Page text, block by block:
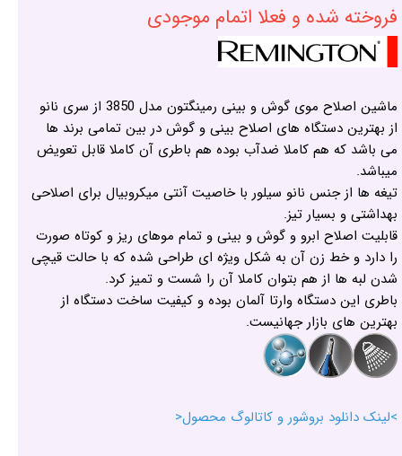
فروخته شده و فعلا اتمام موجودی
ماشین اصلاح موی گوش و بینی رمینگتون مدل 3850 از سری نانو
از بهترین دستگاه های اصلاح بینی و گوش در بین تمامی برند ها
می باشد که هم کاملا ضدآب بوده هم باطری آن کاملا قابل تعویض
میباشد.
تیغه ها از جنس نانو سیلور با خاصیت آنتی میکروبیال برای اصلاحی
بهداشتی و بسیار تیز.
قابلیت اصلاح ابرو و گوش و بینی و تمام موهای ریز و کوتاه صورت
را دارد و خط زن آن به شکل ویژه ای طراحی شده که با حالت قیچی
شدن لبه ها از هم بتوان کاملا آن را شست و تمیز کرد.
باطری این دستگاه وارتا آلمان بوده و کیفیت ساخت دستگاه از
بهترین های بازار جهانیست.
>لینک دانلود بروشور و کاتالوگ محصول<